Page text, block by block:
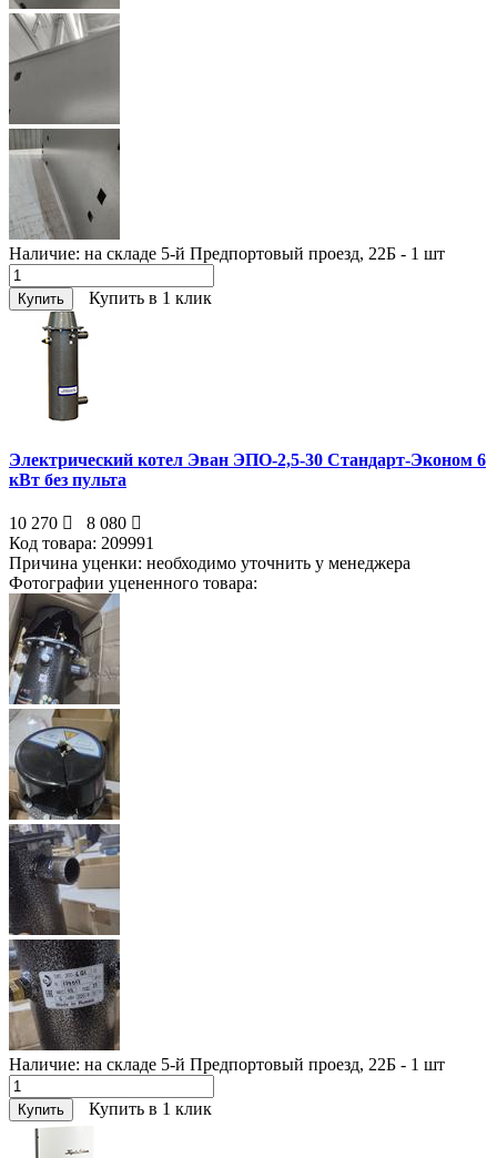
Наличие: на складе 5-й Предпортовый проезд, 22Б - 1 шт
Купить Купить в 1 клик
Электрический котел Эван ЭПО-2,5-30 Стандарт-Эконом 6
кВт без пульта
10 270
8 080
Код товара: 209991
Причина уценки: необходимо уточнить у менеджера
Фотографии уцененного товара:
Наличие: на складе 5-й Предпортовый проезд, 22Б - 1 шт
Купить Купить в 1 клик